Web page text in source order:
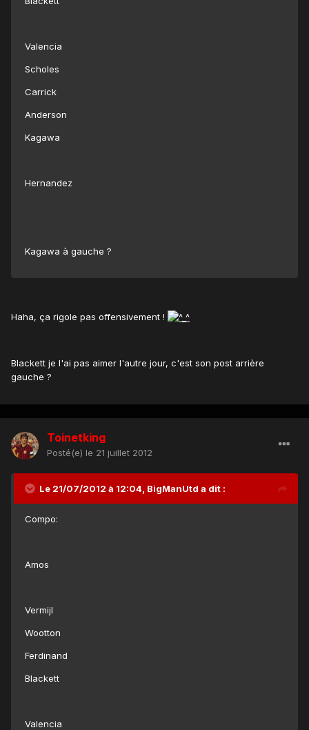
Valencia
Scholes
Carrick
Anderson
Kagawa
Hernandez
Kagawa à gauche ?
Haha, ça rigole pas offensivement !
Blackett je l'ai pas aimer l'autre jour, c'est son post arrière
gauche ?
Toinetking
Posté(e) le 21 juillet 2012
Le 21/07/2012 à 12:04, BigManUtd a dit :
Compo:
Amos
Vermijl
Wootton
Ferdinand
Blackett
Valencia